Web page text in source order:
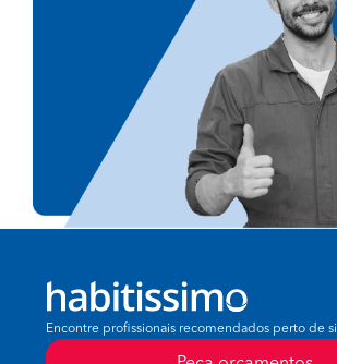
Encontre profissionais recomendados perto de si